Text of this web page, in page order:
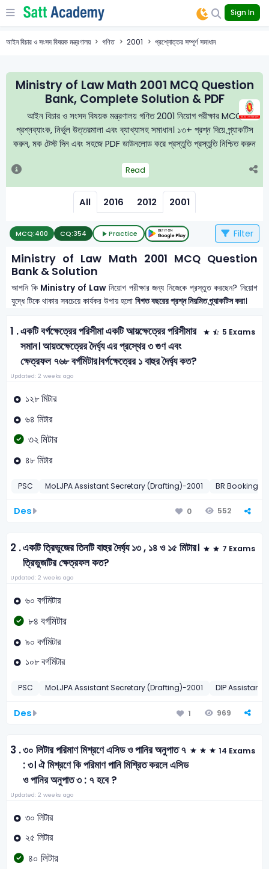
Sign In
আইন বিচার ও সংসদ বিষয়ক মন্ত্রণালয় গণিত 2001 প্রশ্নোত্তর সম্পূর্ণ সমাধান
Ministry of Law Math 2001 MCQ Question
Bank, Complete Solution & PDF
আইন বিচার ও সংসদ বিষয়ক মন্ত্রণালয় গণিত 2001 নিয়োগ পরীক্ষার MCQ
প্রশ্নব্যাংক, নির্ভুল উত্তরমালা এবং ব্যাখ্যাসহ সমাধান। ১৩+ প্রশ্ন দিয়ে প্র্যাকটিস
করুন, মক টেস্ট দিন এবং সহজে PDF ডাউনলোড করে প্রস্তুতি প্রস্তুতি নিশ্চিত করুন
Read
All 2016 2012 2001
MCQ:400 CQ:354 Practice Filter
Ministry of Law Math 2001 MCQ Question
Bank & Solution
আপনি কি Ministry of Lawনিয়োগ পরীক্ষার জন্য নিজেকে প্রস্তুত করছেন? নিয়োগ
যুদ্ধে টিকে থাকার সবচেয়ে কার্যকর উপায় হলোবিগত বছরের প্রশ্ন নিয়মিত প্র্যাকটিস করা।
1 .একটি বর্গক্ষেত্রের পরিসীমা একটি আয়ক্ষেত্রের পরিসীমার
সমান। আয়তক্ষেত্রের দৈর্ঘ্য এর প্রস্থের ৩ গুণ এবং
ক্ষেত্রফল ৭৬৮ বর্গমিটার।বর্গক্ষেত্রের ১ বাহুর দৈর্ঘ্য কত?
5 Exams
Updated: 2 weeks ago
১২৮ মিটার
৬৪ মিটার
৩২ মিটার
৪৮ মিটার
PSC MoLJPA Assistant Secretary (Drafting)-2001 BR Booking
Des 0 552
2 .একটি ত্রিভুজের তিনটি বাহুর দৈর্ঘ্য ১৩ , ১৪ ও ১৫ মিটার।
ত্রিভুজটির ক্ষেত্রফল কত?
7 Exams
Updated: 2 weeks ago
৬০ বর্গমিটার
৮৪ বর্গমিটার
৯০ বর্গমিটার
১০৮ বর্গমিটার
PSC MoLJPA Assistant Secretary (Drafting)-2001 DIP Assistant
Des 1 969
3 .৩০ লিটার পরিমাণ মিশ্রণে এসিড ও পানির অনুপাত ৭
: ৩। ঐ মিশ্রণে কি পরিমাণ পানি মিশ্রিত করলে এসিড
ও পানির অনুপাত ৩ : ৭ হবে ?
14 Exams
Updated: 2 weeks ago
৩০ লিটার
২৫ লিটার
৪০ লিটার